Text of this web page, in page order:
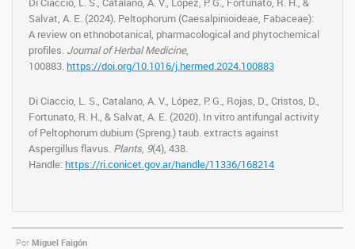
Salvat, A. E. (2024). Peltophorum (Caesalpinioideae, Fabaceae):
A review on ethnobotanical, pharmacological and phytochemical
profiles. Journal of Herbal Medicine,
100883. https://doi.org/10.1016/j.hermed.2024.100883
Di Ciaccio, L. S., Catalano, A. V., López, P. G., Rojas, D., Cristos, D.,
Fortunato, R. H., & Salvat, A. E. (2020). In vitro antifungal activity
of Peltophorum dubium (Spreng.) taub. extracts against
Aspergillus flavus. Plants, 9(4), 438.
Handle: https://ri.conicet.gov.ar/handle/11336/168214
Por Miguel Faigón